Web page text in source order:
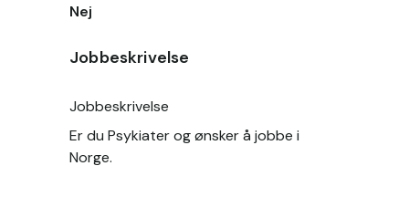
Nej
Jobbeskrivelse
Jobbeskrivelse
Er du Psykiater og ønsker å jobbe i
Norge.﻿